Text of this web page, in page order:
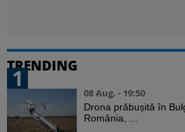
TRENDING
1
08 Aug. - 19:50
Drona prăbușită în
România, ...